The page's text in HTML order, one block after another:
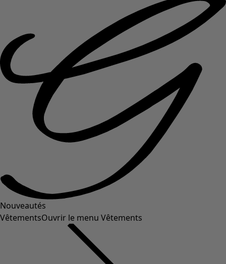
Nouveautés
VêtementsOuvrir le menu Vêtements